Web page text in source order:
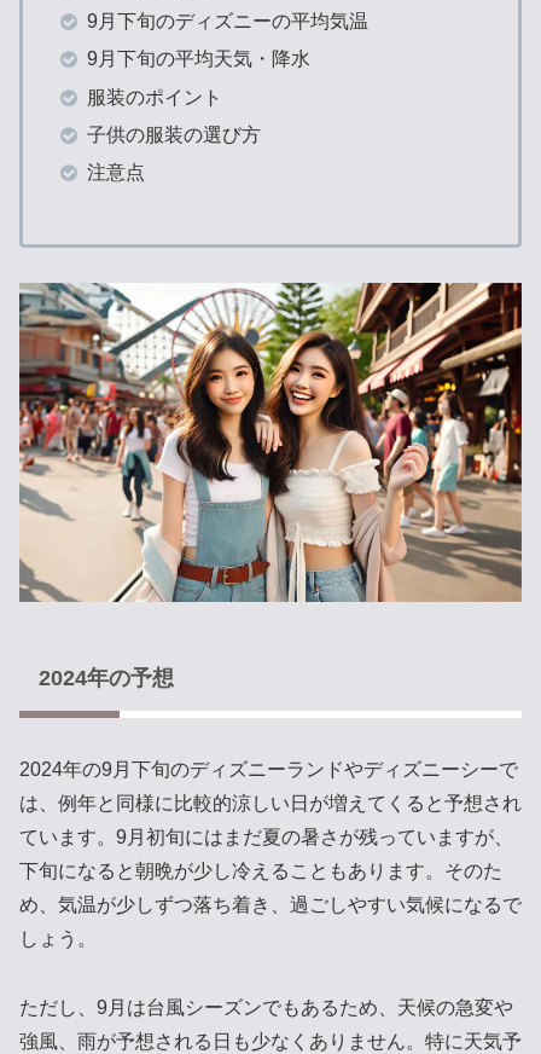
9月下旬のディズニーの平均気温
9月下旬の平均天気・降水
服装のポイント
子供の服装の選び方
注意点
2024年の予想
2024年の9月下旬のディズニーランドやディズニーシーで
は、例年と同様に比較的涼しい日が増えてくると予想され
ています。9月初旬にはまだ夏の暑さが残っていますが、
下旬になると朝晩が少し冷えることもあります。そのた
め、気温が少しずつ落ち着き、過ごしやすい気候になるで
しょう。
ただし、9月は台風シーズンでもあるため、天候の急変や
強風、雨が予想される日も少なくありません。特に天気予